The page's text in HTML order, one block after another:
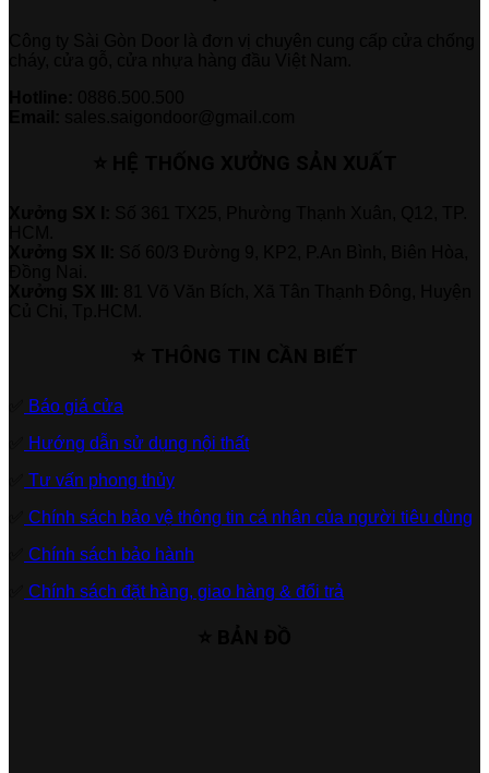
Báo giá cửa
Hướng dẫn sử dụng nội thất
Tư vấn phong thủy
Chính sách bảo vệ thông tin cá nhân của người tiêu dùng
Chính sách bảo hành
Chính sách đặt hàng, giao hàng & đổi trả